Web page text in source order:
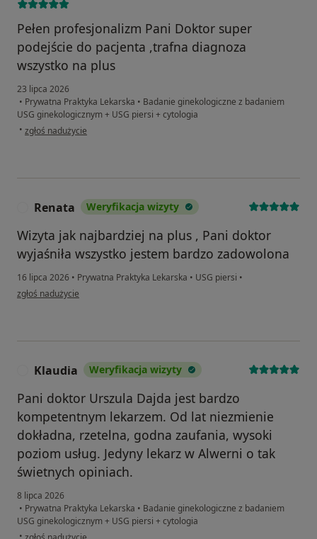
Pełen profesjonalizm Pani Doktor super
podejście do pacjenta ,trafna diagnoza
wszystko na plus
23 lipca 2026
• Prywatna Praktyka Lekarska • Badanie ginekologiczne z badaniem
USG ginekologicznym + USG piersi + cytologia
• w opinii użytkownika Agnieszka
zgłoś nadużycie
Renata Weryfikacja wizyty
Wizyta jak najbardziej na plus , Pani doktor
wyjaśniła wszystko jestem bardzo zadowolona
16 lipca 2026 • Prywatna Praktyka Lekarska • USG piersi •
w opinii użytkownika Renata
zgłoś nadużycie
Klaudia Weryfikacja wizyty
Pani doktor Urszula Dajda jest bardzo
kompetentnym lekarzem. Od lat niezmienie
dokładna, rzetelna, godna zaufania, wysoki
poziom usług. Jedyny lekarz w Alwerni o tak
świetnych opiniach.
8 lipca 2026
• Prywatna Praktyka Lekarska • Badanie ginekologiczne z badaniem
USG ginekologicznym + USG piersi + cytologia
• w opinii użytkownika Klaudia